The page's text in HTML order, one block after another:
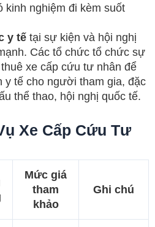
kinh nghiệm đi kèm suốt
y tế tại sự kiện và hội nghị
Các tổ chức tổ chức sự
xe cấp cứu tư nhân để
y tế cho người tham gia, đặc
thể thao, hội nghị quốc tế.
Xe Cấp Cứu Tư
Mức giá
tham
khảo
Ghi chú